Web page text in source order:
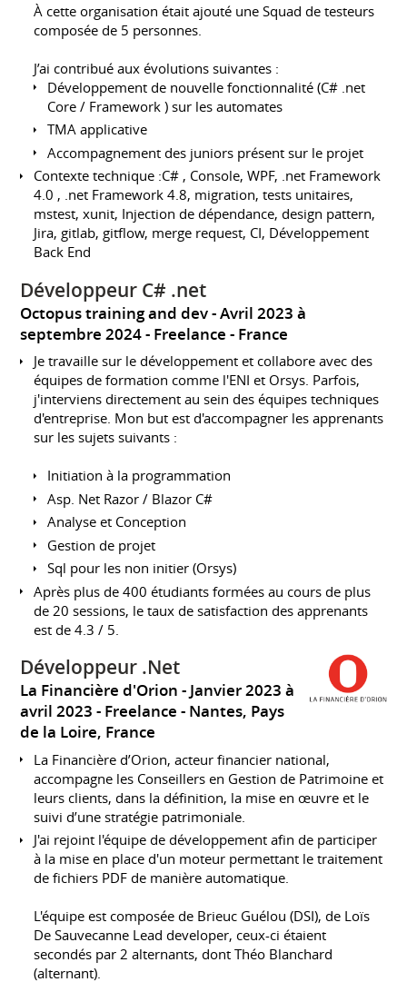
À cette organisation était ajouté une Squad de testeurs
composée de 5 personnes.
J’ai contribué aux évolutions suivantes :
Développement de nouvelle fonctionnalité (C# .net
Core / Framework ) sur les automates
TMA applicative
Accompagnement des juniors présent sur le projet
Contexte technique :C# , Console, WPF, .net Framework
4.0 , .net Framework 4.8, migration, tests unitaires,
mstest, xunit, Injection de dépendance, design pattern,
Jira, gitlab, gitflow, merge request, CI, Développement
Back End
Développeur C# .net
Octopus training and dev
Avril 2023 à
septembre 2024 Freelance France
Je travaille sur le développement et collabore avec des
équipes de formation comme l'ENI et Orsys. Parfois,
j'interviens directement au sein des équipes techniques
d'entreprise. Mon but est d'accompagner les apprenants
sur les sujets suivants :
Initiation à la programmation
Asp. Net Razor / Blazor C#
Analyse et Conception
Gestion de projet
Sql pour les non initier (Orsys)
Après plus de 400 étudiants formées au cours de plus
de 20 sessions, le taux de satisfaction des apprenants
est de 4.3 / 5.
Développeur .Net
La Financière d'Orion
Janvier 2023 à
avril 2023 Freelance
Nantes, Pays
de la Loire, France
La Financière d’Orion, acteur financier national,
accompagne les Conseillers en Gestion de Patrimoine et
leurs clients, dans la définition, la mise en œuvre et le
suivi d’une stratégie patrimoniale.
J'ai rejoint l'équipe de développement afin de participer
à la mise en place d'un moteur permettant le traitement
de fichiers PDF de manière automatique.
L'équipe est composée de Brieuc Guélou (DSI), de Loïs
De Sauvecanne Lead developer, ceux-ci étaient
secondés par 2 alternants, dont Théo Blanchard
(alternant).